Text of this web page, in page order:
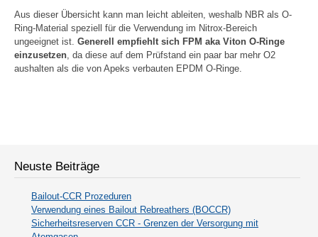
Aus dieser Übersicht kann man leicht ableiten, weshalb NBR als O-
Ring-Material speziell für die Verwendung im Nitrox-Bereich
ungeeignet ist. Generell empfiehlt sich FPM aka Viton O-Ringe
einzusetzen, da diese auf dem Prüfstand ein paar bar mehr O2
aushalten als die von Apeks verbauten EPDM O-Ringe.
Neuste Beiträge
Bailout-CCR Prozeduren
Verwendung eines Bailout Rebreathers (BOCCR)
Sicherheitsreserven CCR - Grenzen der Versorgung mit